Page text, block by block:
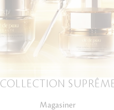
COLLECTION
Magasiner